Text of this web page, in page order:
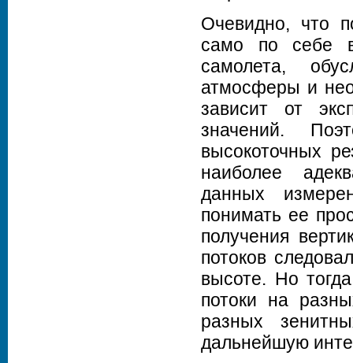
Очевидно, что
само по себе
самолета,
атмосферы и
зависит от
значений.
высокоточных
наиболее
данных
понимать ее
получения
потоков
высоте. Но
потоки на
разных
дальнейшую